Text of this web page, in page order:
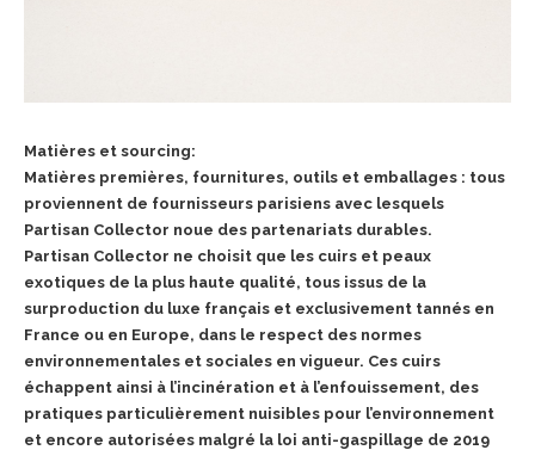
Matières et sourcing:
Matières premières, fournitures, outils et emballages : tous
proviennent de fournisseurs parisiens avec lesquels
Partisan Collector noue des partenariats durables.
Partisan Collector ne choisit que les cuirs et peaux
exotiques de la plus haute qualité, tous issus de la
surproduction du luxe français et exclusivement tannés en
France ou en Europe, dans le respect des normes
environnementales et sociales en vigueur. Ces cuirs
échappent ainsi à l’incinération et à l’enfouissement, des
pratiques particulièrement nuisibles pour l’environnement
et encore autorisées malgré la loi anti-gaspillage de 2019